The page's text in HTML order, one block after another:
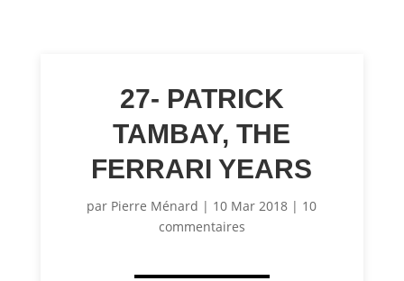
27- PATRICK
TAMBAY, THE
FERRARI YEARS
par Pierre Ménard | 10 Mar 2018 | 10
commentaires